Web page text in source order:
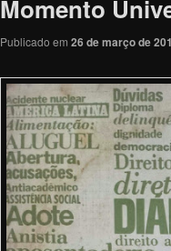
Momento
Publicado em 26 de março de